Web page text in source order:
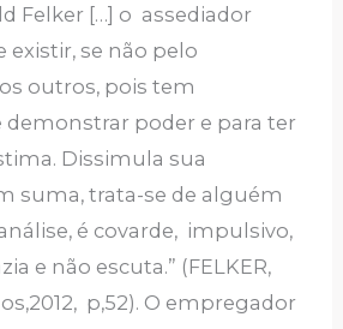
Felker […] o assediador
existir, se não pelo
outros, pois tem
demonstrar poder e para ter
Dissimula sua
suma, trata-se de alguém
é covarde, impulsivo,
e não escuta.” (FELKER,
p,52). O empregador